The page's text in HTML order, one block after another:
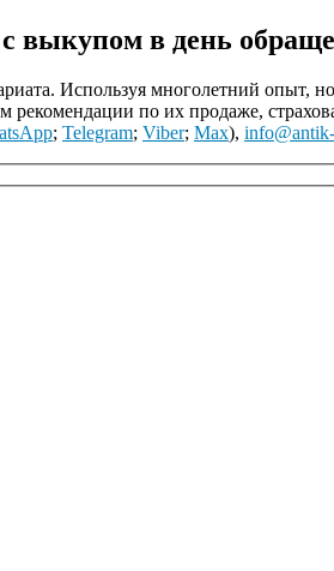
выкупом в день
Используя многолетний опыт,
рекомендации по их продаже,
; Telegram; Viber; Max),